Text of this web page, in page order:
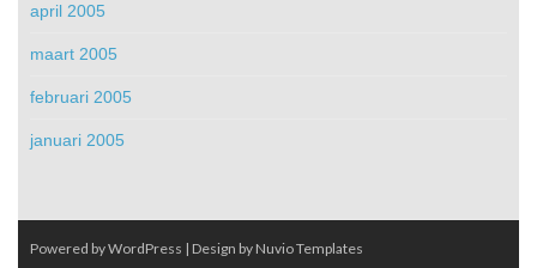
april 2005
maart 2005
februari 2005
januari 2005
Powered by WordPress | Design by Nuvio Templates